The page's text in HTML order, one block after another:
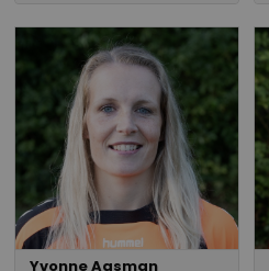
Yvonne Aasman